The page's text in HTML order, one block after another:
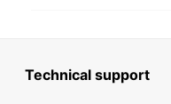
Technical support